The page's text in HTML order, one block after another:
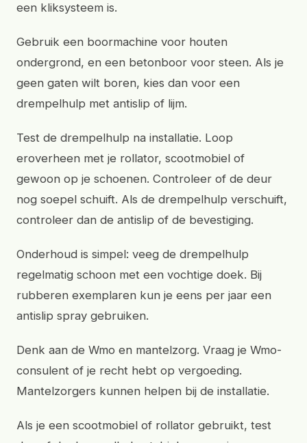
een kliksysteem is.
Gebruik een boormachine voor houten
ondergrond, en een betonboor voor steen. Als je
geen gaten wilt boren, kies dan voor een
drempelhulp met antislip of lijm.
Test de drempelhulp na installatie. Loop
eroverheen met je rollator, scootmobiel of
gewoon op je schoenen. Controleer of de deur
nog soepel schuift. Als de drempelhulp verschuift,
controleer dan de antislip of de bevestiging.
Onderhoud is simpel: veeg de drempelhulp
regelmatig schoon met een vochtige doek. Bij
rubberen exemplaren kun je eens per jaar een
antislip spray gebruiken.
Denk aan de Wmo en mantelzorg. Vraag je Wmo-
consulent of je recht hebt op vergoeding.
Mantelzorgers kunnen helpen bij de installatie.
Als je een scootmobiel of rollator gebruikt, test